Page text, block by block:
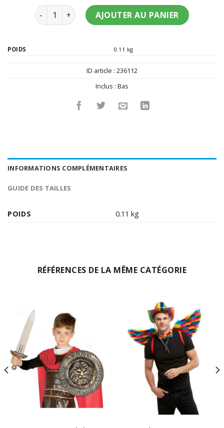
quantité de Bas simili cuir noir femme
AJOUTER AU PANIER
POIDS 0.11 kg
ID article : 236112
Inclus : Bas
INFORMATIONS COMPLÉMENTAIRES
GUIDE DES TAILLES
POIDS 0.11 kg
RÉFÉRENCES DE LA MÊME CATÉGORIE